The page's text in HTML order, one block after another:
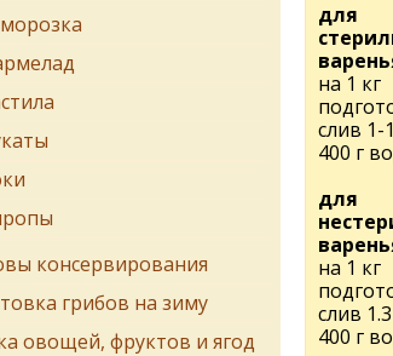
для
на 1 кг
слив 1-
400 г
для
на 1 кг
слив
400 г
консервирования
грибов на зиму
овощей, фруктов и ягод